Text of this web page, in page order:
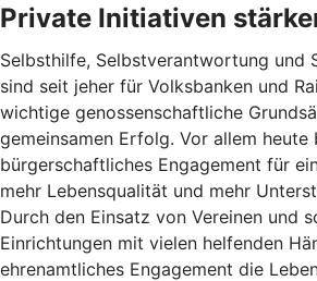
Private Initiativen
Selbsthilfe, Selbstverantwortung und
sind seit jeher für Volksbanken und
wichtige genossenschaftliche
gemeinsamen Erfolg. Vor allem
bürgerschaftliches Engagement für
mehr Lebensqualität und mehr
Durch den Einsatz von Vereinen und
Einrichtungen mit vielen helfenden
ehrenamtliches Engagement die